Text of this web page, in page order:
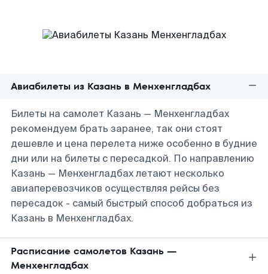
Авиабилеты из Казань в Менхенгладбах
Билеты на самолет Казань — Менхенгладбах
рекомендуем брать заранее, так они стоят
дешевле и цена перелета ниже особенно в будние
дни или на билеты с пересадкой. По направлению
Казань — Менхенгладбах летают несколько
авиаперевозчиков осуществляя рейсы без
пересадок - самый быстрый способ добраться из
Казань в Менхенгладбах.
Расписание самолетов Казань —
Менхенгладбах